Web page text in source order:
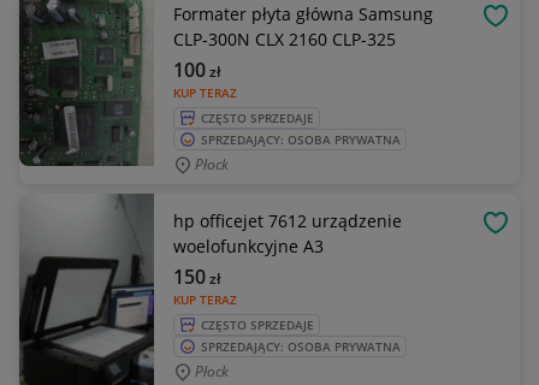
Formater płyta główna Samsung
CLP-300N CLX 2160 CLP-325
KUP TERAZ
100zł
CZĘSTO SPRZEDAJE
SPRZEDAJĄCY: OSOBA PRYWATNA
Płock
hp officejet 7612 urządzenie
woelofunkcyjne A3
KUP TERAZ
150zł
CZĘSTO SPRZEDAJE
SPRZEDAJĄCY: OSOBA PRYWATNA
Płock